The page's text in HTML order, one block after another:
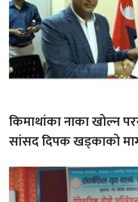
किमाथांका नाका खोल्न
सांसद दिपक खड्काको